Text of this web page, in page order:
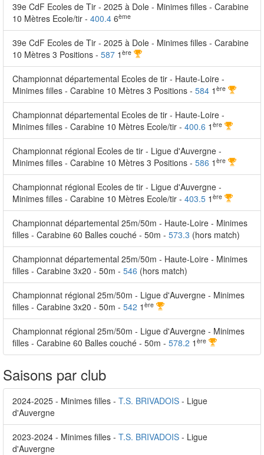
39e CdF Ecoles de Tir - 2025 à Dole - Minimes filles - Carabine
10 Mètres Ecole/tir - 400.4 6ème
39e CdF Ecoles de Tir - 2025 à Dole - Minimes filles - Carabine
10 Mètres 3 Positions - 587 1 ère
Championnat départemental Ecoles de tir - Haute-Loire -
Minimes filles - Carabine 10 Mètres 3 Positions - 584 1 ère
Championnat départemental Ecoles de tir - Haute-Loire -
Minimes filles - Carabine 10 Mètres Ecole/tir - 400.6 1 ère
Championnat régional Ecoles de tir - Ligue d'Auvergne -
Minimes filles - Carabine 10 Mètres 3 Positions - 586 1 ère
Championnat régional Ecoles de tir - Ligue d'Auvergne -
Minimes filles - Carabine 10 Mètres Ecole/tir - 403.5 1 ère
Championnat départemental 25m/50m - Haute-Loire - Minimes
filles - Carabine 60 Balles couché - 50m - 573.3 (hors match)
Championnat départemental 25m/50m - Haute-Loire - Minimes
filles - Carabine 3x20 - 50m - 546 (hors match)
Championnat régional 25m/50m - Ligue d'Auvergne - Minimes
filles - Carabine 3x20 - 50m - 542 1 ère
Championnat régional 25m/50m - Ligue d'Auvergne - Minimes
filles - Carabine 60 Balles couché - 50m - 578.2 1 ère
Saisons par club
2024-2025 - Minimes filles - T.S. BRIVADOIS - Ligue
d'Auvergne
2023-2024 - Minimes filles - T.S. BRIVADOIS - Ligue
d'Auvergne